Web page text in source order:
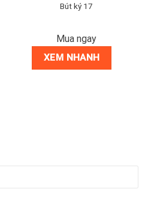
Bút ký 17
Mua ngay
XEM NHANH